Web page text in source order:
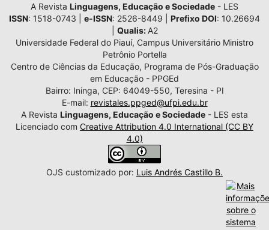
A Revista Linguagens, Educação e Sociedade - LES
ISSN: 1518-0743 | e-ISSN: 2526-8449 | Prefixo DOI: 10.26694
Qualis: A2
Universidade Federal do Piauí, Campus Universitário Ministro
Petrônio Portella
Centro de Ciências da Educação, Programa de Pós-Graduação
em Educação - PPGEd
Bairro: Ininga, CEP: 64049-550, Teresina - PI
E-mail: revistales.ppged@ufpi.edu.br
A Revista Linguagens, Educação e Sociedade - LES esta
Licenciado com Creative Attribution 4.0 International (CC BY
4.0)
OJS customizado por: Luis Andrés Castillo B.